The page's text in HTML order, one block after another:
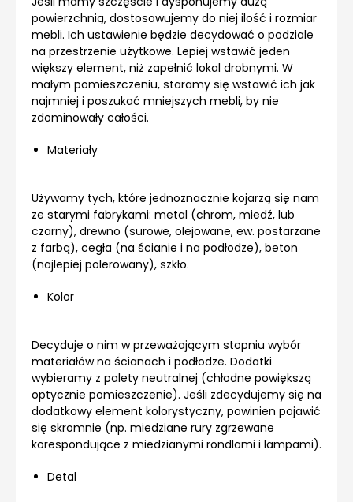
powierzchnią, dostosowujemy do niej ilość i rozmiar
mebli. Ich ustawienie będzie decydować o podziale
na przestrzenie użytkowe. Lepiej wstawić jeden
większy element, niż zapełnić lokal drobnymi. W
małym pomieszczeniu, staramy się wstawić ich jak
najmniej i poszukać mniejszych mebli, by nie
zdominowały całości.
Materiały
Używamy tych, które jednoznacznie kojarzą się nam
ze starymi fabrykami: metal (chrom, miedź, lub
czarny), drewno (surowe, olejowane, ew. postarzane
z farbą), cegła (na ścianie i na podłodze), beton
(najlepiej polerowany), szkło.
Kolor
Decyduje o nim w przeważającym stopniu wybór
materiałów na ścianach i podłodze. Dodatki
wybieramy z palety neutralnej (chłodne powiększą
optycznie pomieszczenie). Jeśli zdecydujemy się na
dodatkowy element kolorystyczny, powinien pojawić
się skromnie (np. miedziane rury zgrzewane
korespondujące z miedzianymi rondlami i lampami).
Detal